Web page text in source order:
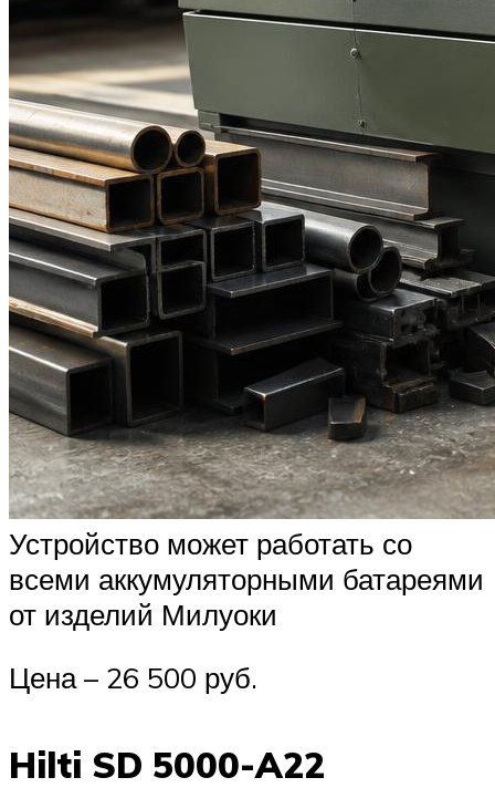
Устройство может работать со
всеми аккумуляторными батареями
от изделий Милуоки
Цена – 26 500 руб.
Hilti SD 5000-A22